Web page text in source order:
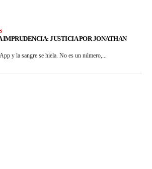
JUSTICIA POR JONATHAN
y la sangre se hiela. No es un número,...